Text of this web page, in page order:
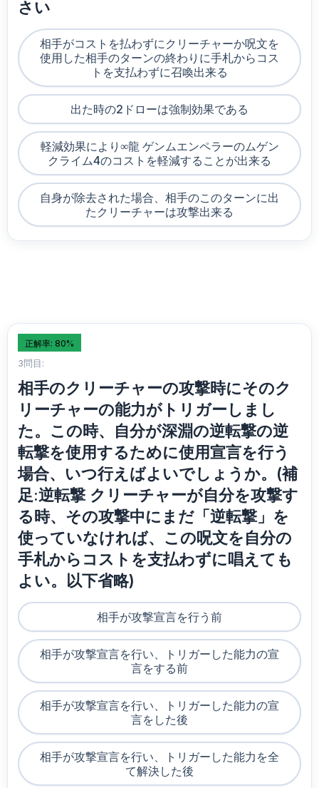
さい
相手がコストを払わずにクリーチャーか呪文を
使用した相手のターンの終わりに手札からコス
トを支払わずに召喚出来る
出た時の2ドローは強制効果である
軽減効果により∞龍 ゲンムエンペラーのムゲン
クライム4のコストを軽減することが出来る
自身が除去された場合、相手のこのターンに出
たクリーチャーは攻撃出来る
正解率: 80%
3問目:
相手のクリーチャーの攻撃時にそのク
リーチャーの能力がトリガーしまし
た。この時、自分が深淵の逆転撃の逆
転撃を使用するために使用宣言を行う
場合、いつ行えばよいでしょうか。(補
足:逆転撃 クリーチャーが自分を攻撃す
る時、その攻撃中にまだ「逆転撃」を
使っていなければ、この呪文を自分の
手札からコストを支払わずに唱えても
よい。以下省略)
相手が攻撃宣言を行う前
相手が攻撃宣言を行い、トリガーした能力の宣
言をする前
相手が攻撃宣言を行い、トリガーした能力の宣
言をした後
相手が攻撃宣言を行い、トリガーした能力を全
て解決した後